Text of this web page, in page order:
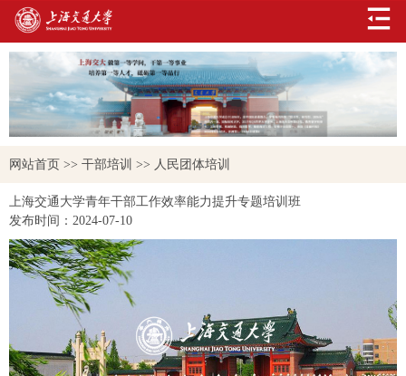
网站首页 >> 干部培训 >> 人民团体培训
上海交通大学青年干部工作效率能力提升专题培训班
发布时间： 2024-07-10